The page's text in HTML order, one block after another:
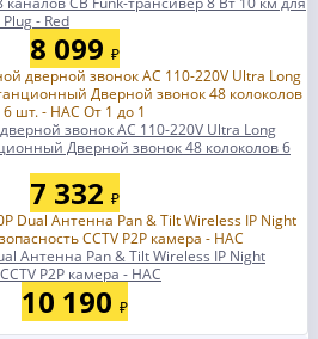
- Red
8 099 ₽
звонок AC 110-220V Ultra Long
Дверной звонок 48 колоколов 6
7 332 ₽
Антенна Pan & Tilt Wireless IP Night
P2P камера - НАС
10 190 ₽